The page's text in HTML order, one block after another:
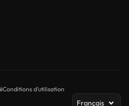
Conditions d’utilisation
Français